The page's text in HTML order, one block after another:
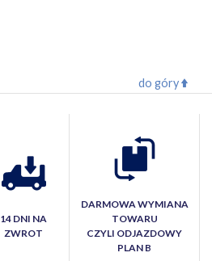
do góry
14 DNI NA
ZWROT
DARMOWA WYMIANA
TOWARU
CZYLI ODJAZDOWY
PLAN B